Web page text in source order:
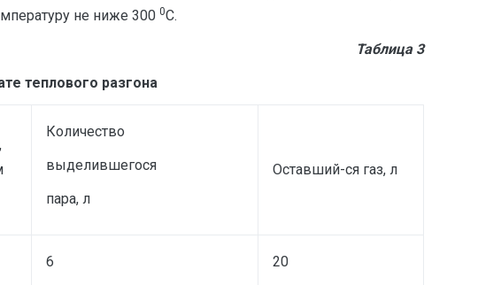
не ниже 300 0С.
Таблица 3
теплового разгона
Количество
выделившегося
пара, л
Оставший-ся газ, л
6 20